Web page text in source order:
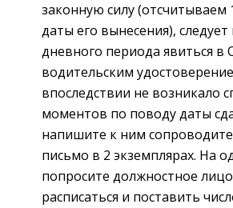
законную силу (отсчитываем
даты его вынесения), следует
дневного периода явиться в
водительским
впоследствии не возникало
моментов по поводу даты
напишите к ним
письмо в 2 экземплярах. На
попросите должностное
расписаться и поставить